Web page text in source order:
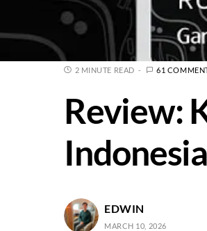
2 MINUTE READ 61
Review:
Indonesia
EDWIN
MARCH 10, 2026